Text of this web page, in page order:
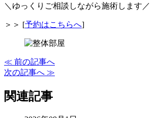
＼ゆっくりご相談しながら施術します／
＞＞ [予約はこちらへ]
≪ 前の記事へ
次の記事へ ≫
関連記事